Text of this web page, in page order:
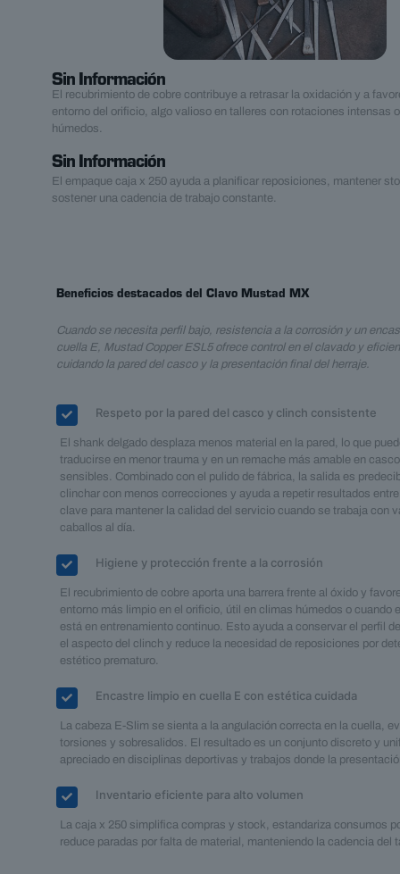
Sin Información
El recubrimiento de cobre contribuye a retrasar la oxidación y a
entorno del orificio, algo valioso en talleres con rotaciones intensas
húmedos.
Sin Información
El empaque caja x 250 ayuda a planificar reposiciones, mantener
sostener una cadencia de trabajo constante.
Beneficios destacados del Clavo Mustad MX
Cuando se necesita perfil bajo, resistencia a la corrosión y un
cuella E, Mustad Copper ESL5 ofrece control en el clavado y
cuidando la pared del casco y la presentación final del herraje.
Respeto por la pared del casco y clinch consistente
El shank delgado desplaza menos material en la pared, lo que
traducirse en menor trauma y en un remache más amable en
sensibles. Combinado con el pulido de fábrica, la salida es
clinchar con menos correcciones y ayuda a repetir resultados
clave para mantener la calidad del servicio cuando se trabaja con
caballos al día.
Higiene y protección frente a la corrosión
El recubrimiento de cobre aporta una barrera frente al óxido y
entorno más limpio en el orificio, útil en climas húmedos o cuando
está en entrenamiento continuo. Esto ayuda a conservar el perfil
el aspecto del clinch y reduce la necesidad de reposiciones por
estético prematuro.
Encastre limpio en cuella E con estética cuidada
La cabeza E-Slim se sienta a la angulación correcta en la cuella,
torsiones y sobresalidos. El resultado es un conjunto discreto y
apreciado en disciplinas deportivas y trabajos donde la
Inventario eficiente para alto volumen
La caja x 250 simplifica compras y stock, estandariza consumos
reduce paradas por falta de material, manteniendo la cadencia del